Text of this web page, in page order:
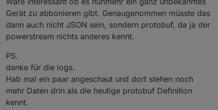
werden aber von den 200W die Einspeiseleistung von
Ecoflow (~ 200W) abgezogen und der Shelly sieht
theoretisch +-0W. Diesen Wert nimmt Ecoflow wieder
und schaltet die Einspeisung womöglich aus. Und so
Gerät zu abbonieren gibt. Genaugenommen müsste das
dann auch nicht JSON sein, sondern protobuf, da ja der
powerstream nichts anderes kennt.
PS.
danke für die logs.
Hab mal ein paar angeschaut und dort stehen noch
mehr Daten drin als die heutige protobuf Definition
kennt.